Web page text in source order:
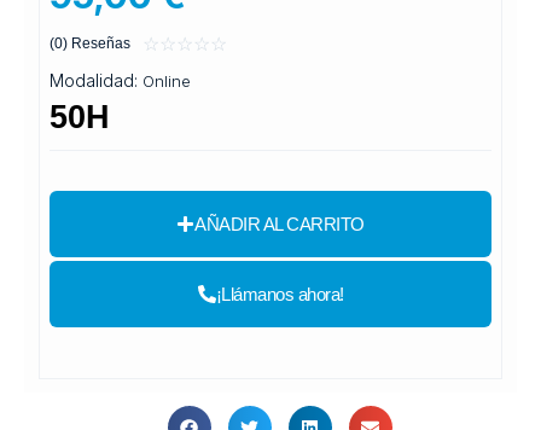
(0) Reseñas ☆ ☆ ☆ ☆ ☆
Modalidad: Online
50H
AÑADIR AL CARRITO
¡Llámanos ahora!